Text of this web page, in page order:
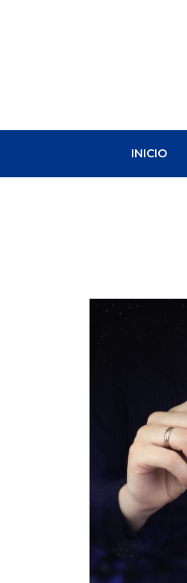
INICIO